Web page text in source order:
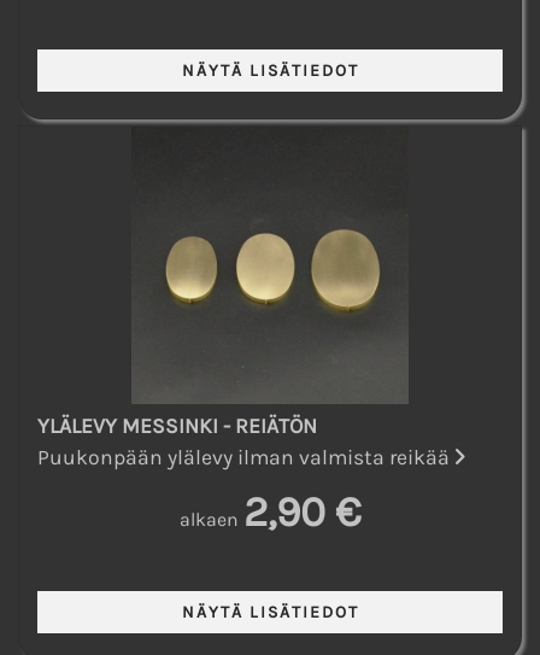
YLÄLEVY MESSINKI - REIÄTÖN
Puukonpään ylälevy ilman valmista reikää
alkaen 2,90 €